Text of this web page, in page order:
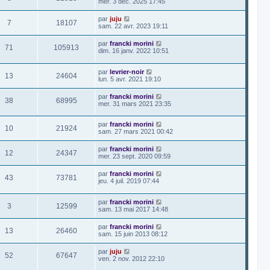
7 18107 par juju
sam. 22 avr. 2023 19:11
71 105913 par francki morini
dim. 16 janv. 2022 10:51
13 24604 par levrier-noir
lun. 5 avr. 2021 19:10
38 68995 par francki morini
mer. 31 mars 2021 23:35
10 21924 par francki morini
sam. 27 mars 2021 00:42
12 24347 par francki morini
mer. 23 sept. 2020 09:59
43 73781 par francki morini
jeu. 4 juil. 2019 07:44
3 12599 par francki morini
sam. 13 mai 2017 14:48
13 26460 par francki morini
sam. 15 juin 2013 08:12
52 67647 par juju
ven. 2 nov. 2012 22:10